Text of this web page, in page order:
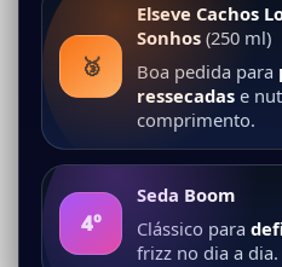
🥉
Elseve Cachos
Sonhos (250 ml)
Boa pedida para
ressecadas e
comprimento.
4º
Seda Boom
Clássico para
frizz no dia a dia.